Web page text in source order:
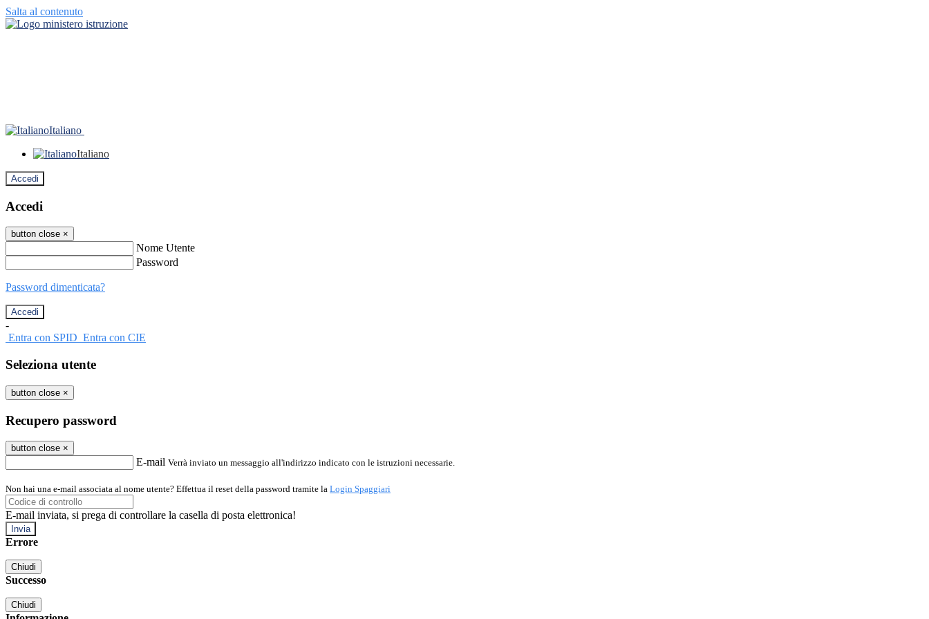
Salta al contenuto
Italiano
Italiano
Accedi
Accedi
button close ×
Nome Utente
Password
Password dimenticata?
-
Entra con SPID Entra con CIE
Seleziona utente
button close ×
Recupero password
button close ×
E-mail Verrà inviato un messaggio all'indirizzo indicato con le istruzioni necessarie.
Non hai una e-mail associata al nome utente? Effettua il reset della password tramite la Login Spaggiari
E-mail inviata, si prega di controllare la casella di posta elettronica!
Errore
Chiudi
Successo
Chiudi